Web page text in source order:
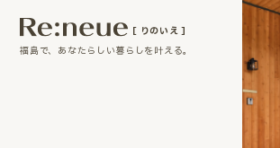
［ りのいえ ］
福島で、あなたらしい暮らしを叶える。